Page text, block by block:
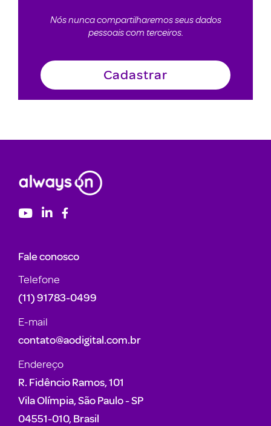
Nós nunca compartilharemos seus dados
pessoais com terceiros.
Fale conosco
Telefone
(11) 91783-0499
E-mail
contato@aodigital.com.br
Endereço
R. Fidêncio Ramos, 101
Vila Olímpia, São Paulo - SP
04551-010, Brasil